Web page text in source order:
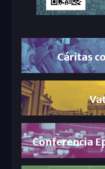
Cáritas
Conferencia